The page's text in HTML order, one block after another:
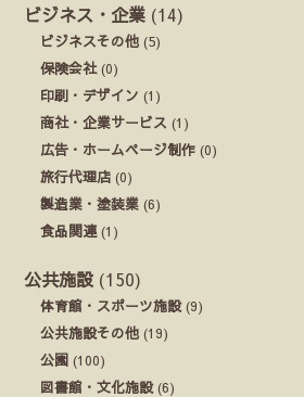
ビジネス・企業 (14)
ビジネスその他 (5)
保険会社(0)
印刷・デザイン (1)
商社・企業サービス (1)
広告・ホームページ制作 (0)
旅行代理店 (0)
製造業・塗装業 (6)
食品関連 (1)
公共施設 (150)
体育館・スポーツ施設(9)
公共施設その他 (19)
公園 (100)
図書館・文化施設(6)